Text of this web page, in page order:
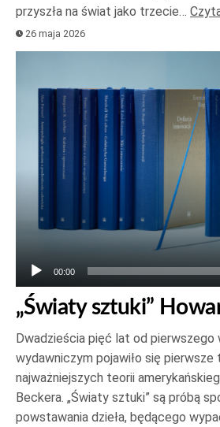
przyszła na świat jako trzecie…
26 maja 2026
dźwiękowych
00:00
„Światy sztuki”
Dwadzieścia pięć lat od pierwszego
wydawniczym pojawiło się pierwsze
najważniejszych teorii
Beckera. „Światy sztuki” są próbą
powstawania dzieła, będącego